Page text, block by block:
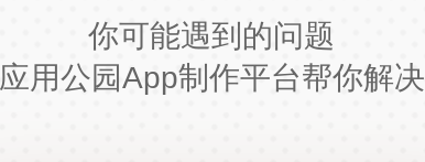
你可能遇到的问题
应用公园App制作平台帮你解决